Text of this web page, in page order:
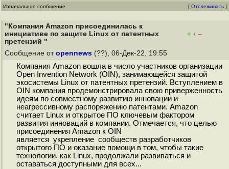
Изначальное сообщение [ Отслеживать ]
"Компания Amazon присоединилась к
инициативе по защите Linux от патентных
претензий "
+ / –
Сообщение от opennews (??), 06-Дек-22, 19:55
Компания Amazon вошла в число участников организации
Open Invention Network (OIN), занимающейся защитой
экосистемы Linux от патентных претензий. Вступлением в
OIN компания продемонстрировала свою приверженность
идеям по совместному развитию инновации и
неагрессивному распоряжению патентами. Amazon
считает Linux и открытое ПО ключевым фактором
развития инноваций в компании. Отмечается, что целью
присоединения Amazon к OIN
является укрепление сообществ разработчиков
открытого ПО и оказание помощи в том, чтобы такие
технологии, как Linux, продолжали развиваться и
оставаться доступными для всех...